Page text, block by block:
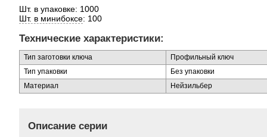
Шт. в упаковке: 1000
Шт. в минибоксе: 100
Технические характеристики:
Тип заготовки ключа
Профильный ключ
Тип упаковки
Без упаковки
Материал
Нейзильбер
Описание серии